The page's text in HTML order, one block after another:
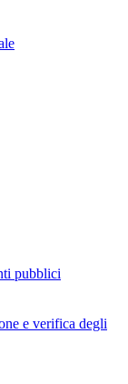
pubblici
e verifica degli